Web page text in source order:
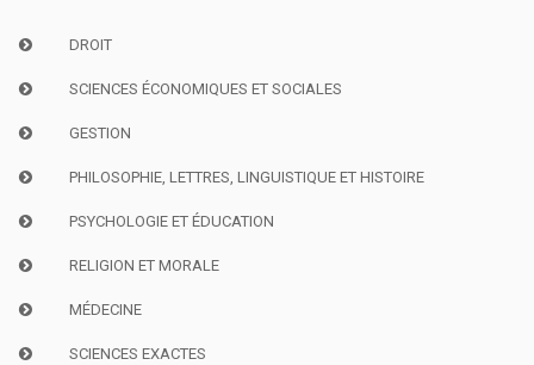
DROIT
SCIENCES ÉCONOMIQUES ET SOCIALES
GESTION
PHILOSOPHIE, LETTRES, LINGUISTIQUE ET HISTOIRE
PSYCHOLOGIE ET ÉDUCATION
RELIGION ET MORALE
MÉDECINE
SCIENCES EXACTES